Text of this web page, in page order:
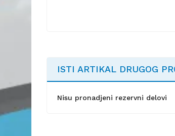
ISTI ARTIKAL DRUGOG
Nisu pronadjeni rezervni delovi